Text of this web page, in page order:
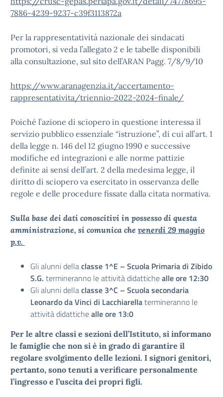
7886-4239-9237-c39f3113872a
Per la rappresentatività nazionale dei sindacati
promotori, si veda l’allegato 2 e le tabelle disponibili
alla consultazione, sul sito dell’ARAN Pagg. 7/8/9/10
https://www.aranagenzia.it/accertamento-
rappresentativita/triennio-2022-2024-finale/
Poiché l’azione di sciopero in questione interessa il
servizio pubblico essenziale “istruzione”, di cui all’art. 1
della legge n. 146 del 12 giugno 1990 e successive
modifiche ed integrazioni e alle norme pattizie
definite ai sensi dell’art. 2 della medesima legge, il
diritto di sciopero va esercitato in osservanza delle
regole e delle procedure fissate dalla citata normativa.
Sulla base dei dati conoscitivi in possesso di questa
amministrazione, si comunica che venerdi 29 maggio
p.v.
Gli alunni dellaclasse 1^E – Scuola Primaria di Zibido
S.G. termineranno le attività didattichealle ore 12:30
Gli alunni dellaclasse 3^C – Scuola secondaria
Leonardo da Vinci di Lacchiarellatermineranno le
attività didattichealle ore 13:0
Per le altre classi e sezioni dell’Istituto, si informano
le famiglie che non si è in grado di garantire il
regolare svolgimento delle lezioni. I signori genitori,
pertanto, sono tenuti a verificare personalmente
l’ingresso e l’uscita dei propri figli.